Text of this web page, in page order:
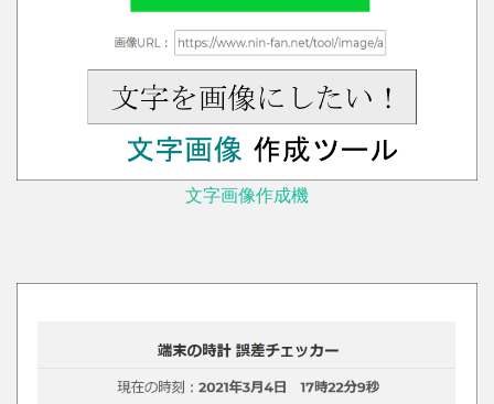
文字画像作成機